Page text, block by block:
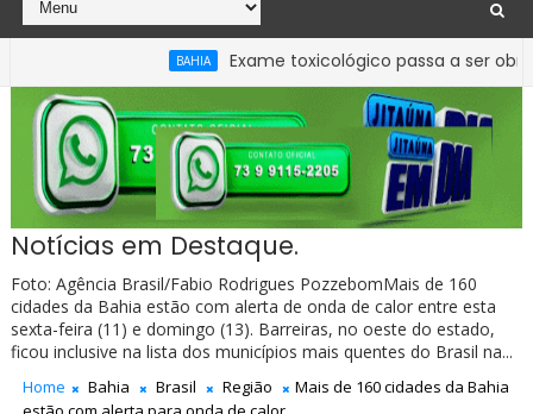
Exame toxicológico passa a ser
quadro de pessoal da Câmara de Ibirataia
Notícias em Destaque.
Foto: Agência Brasil/Fabio Rodrigues PozzebomMais de 160
cidades da Bahia estão com alerta de onda de calor entre esta
sexta-feira (11) e domingo (13). Barreiras, no oeste do estado,
ficou inclusive na lista dos municípios mais quentes do Brasil na...
Home Bahia Brasil Região
Mais de 160 cidades da Bahia